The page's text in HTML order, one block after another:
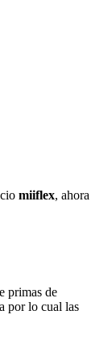
miiflex, ahora
primas de
por lo cual las